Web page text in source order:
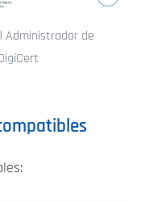
Administrador de